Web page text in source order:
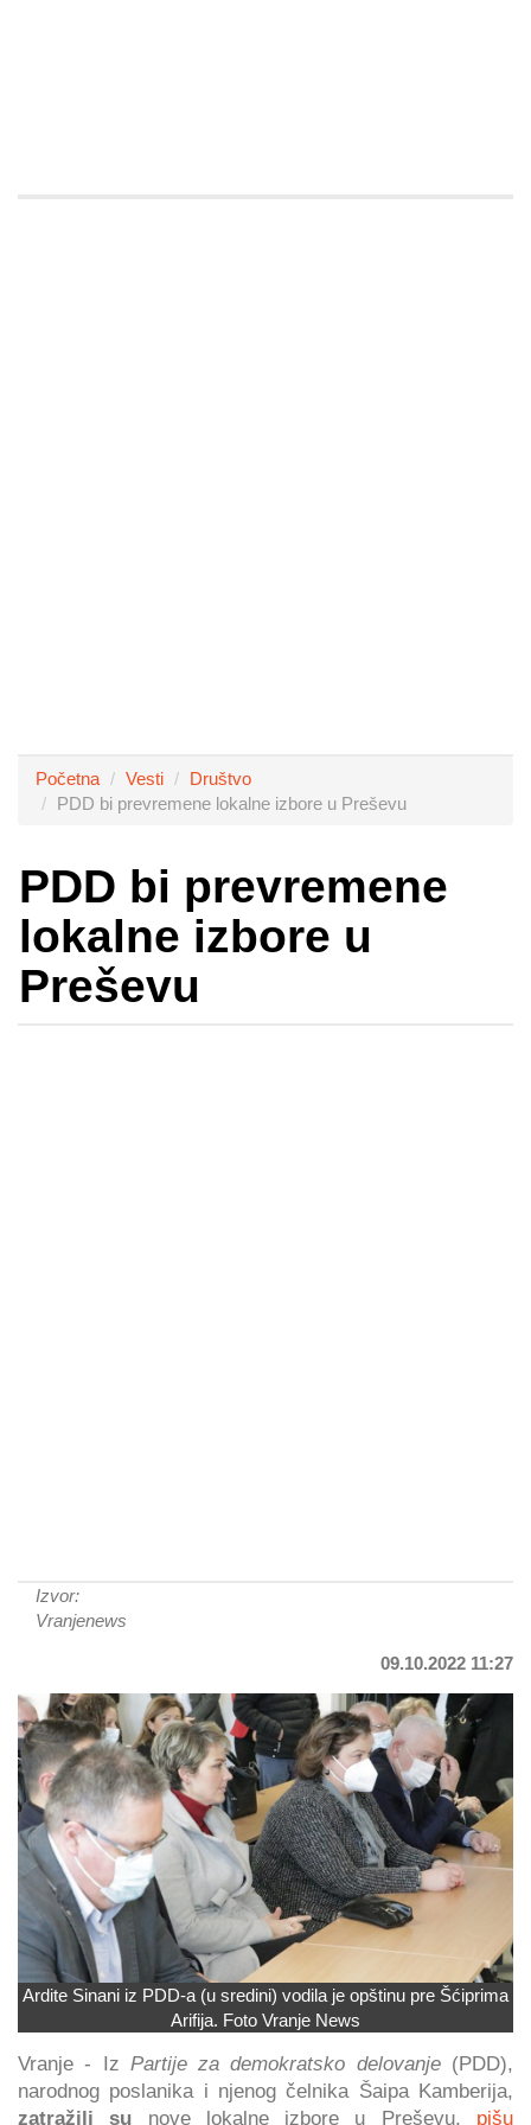
Početna Vesti
Društvo
PDD bi prevremene lokalne izbore u Preševu
PDD bi prevremene
lokalne izbore u
Preševu
Izvor:
Vranjenews
09.10.2022 11:27
Ardite Sinani iz PDD-a (u sredini) vodila je opštinu pre Šćiprima
Arifija. Foto Vranje News
Vranje - Iz Partije za demokratsko delovanje(PDD),
narodnog poslanika i njenog čelnika Šaipa Kamberija,
zatražili su nove lokalne izbore u Preševu, pišu